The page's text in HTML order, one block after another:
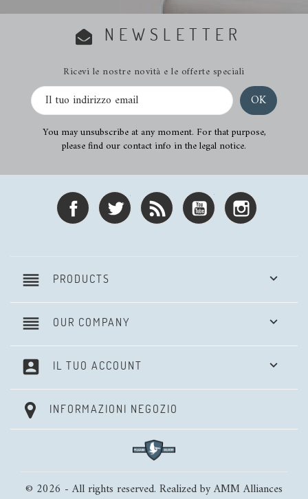
NEWSLETTER
Ricevi le nostre novità e le offerte speciali
You may unsubscribe at any moment. For that purpose,
please find our contact info in the legal notice.
Facebook Twitter Rss YouTube
reorder PRODUCTS 
reorder OUR COMPANY 
account_box IL TUO ACCOUNT 
INFORMAZIONI NEGOZIO
© 2026 - All rights reserved. Realized by AMM Alliances